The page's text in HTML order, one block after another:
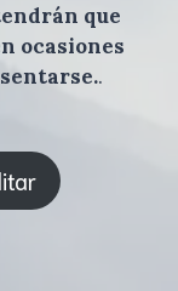
que
ocasiones
.